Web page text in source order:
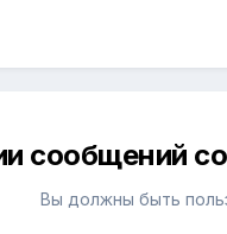
сообщений
Вы должны быть